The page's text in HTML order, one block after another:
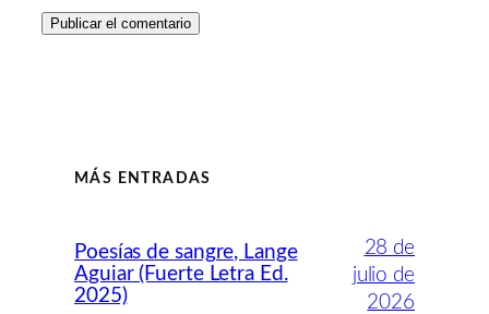
MÁS ENTRADAS
Poesías de sangre, Lange
Aguiar (Fuerte Letra Ed.
2025)
28 de
julio de
2026